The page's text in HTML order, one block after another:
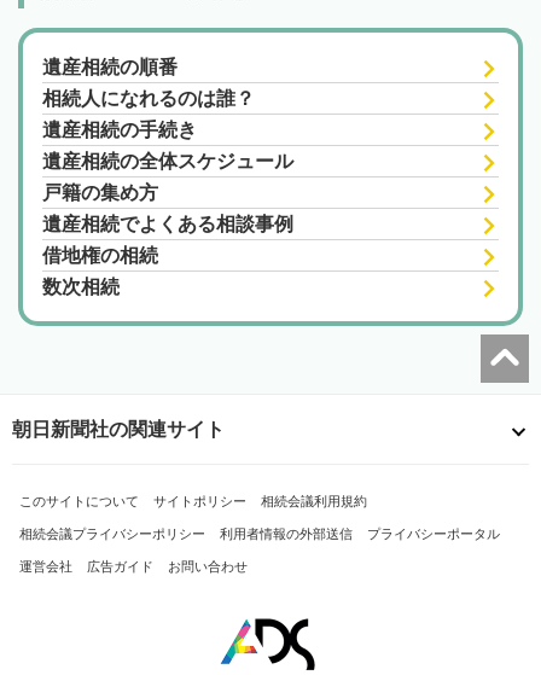
遺産相続の順番
相続人になれるのは誰？
遺産相続の手続き
遺産相続の全体スケジュール
戸籍の集め方
遺産相続でよくある相談事例
借地権の相続
数次相続
朝日新聞社の関連サイト
このサイトについて サイトポリシー 相続会議利用規約
相続会議プライバシーポリシー 利用者情報の外部送信 プライバシーポータル
運営会社 広告ガイド お問い合わせ